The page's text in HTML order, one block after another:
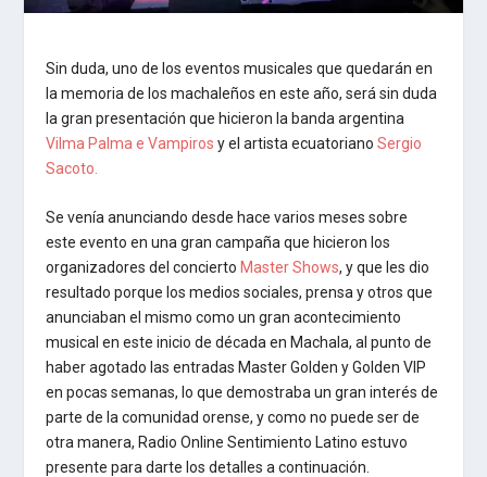
Sin duda, uno de los eventos musicales que quedarán en
la memoria de los machaleños en este año, será sin duda
la gran presentación que hicieron la banda argentina
Vilma Palma e Vampiros y el artista ecuatorianoSergio
Sacoto.
Se venía anunciando desde hace varios meses sobre
este evento en una gran campaña que hicieron los
organizadores del concierto Master Shows, y que les dio
resultado porque los medios sociales, prensa y otros que
anunciaban el mismo como un gran acontecimiento
musical en este inicio de década en Machala, al punto de
haber agotado las entradas Master Golden y Golden VIP
en pocas semanas, lo que demostraba un gran interés de
parte de la comunidad orense, y como no puede ser de
otra manera, Radio Online Sentimiento Latino estuvo
presente para darte los detalles a continuación.